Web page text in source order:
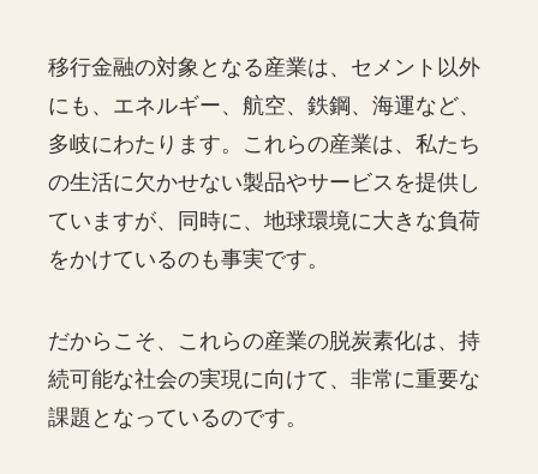
移行金融の対象となる産業は、セメント以外
にも、エネルギー、航空、鉄鋼、海運など、
多岐にわたります。これらの産業は、私たち
の生活に欠かせない製品やサービスを提供し
ていますが、同時に、地球環境に大きな負荷
をかけているのも事実です。
だからこそ、これらの産業の脱炭素化は、持
続可能な社会の実現に向けて、非常に重要な
課題となっているのです。